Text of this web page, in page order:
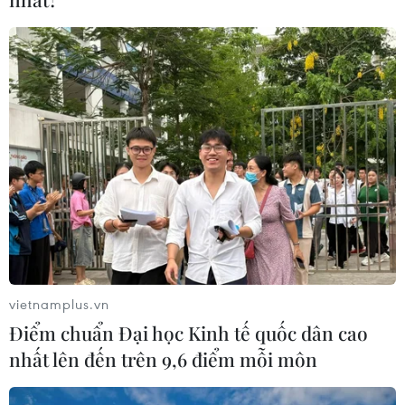
cho học sinh vùng biên
07/08/2026 07:35
Xem thêm
CƠ QUAN CHỦ QUẢN: THÔNG TẤN XÃ VIỆT NAM
Tổng Biên tập: TRẦN TIẾN DUẨN
Phó Tổng Biên tập: NGUYỄN THỊ TÁM, KHÚC THANH
THỦY
vietnamplus.vn
Điểm chuẩn Đại học Kinh tế quốc dân cao
nhất lên đến trên 9,6 điểm mỗi môn